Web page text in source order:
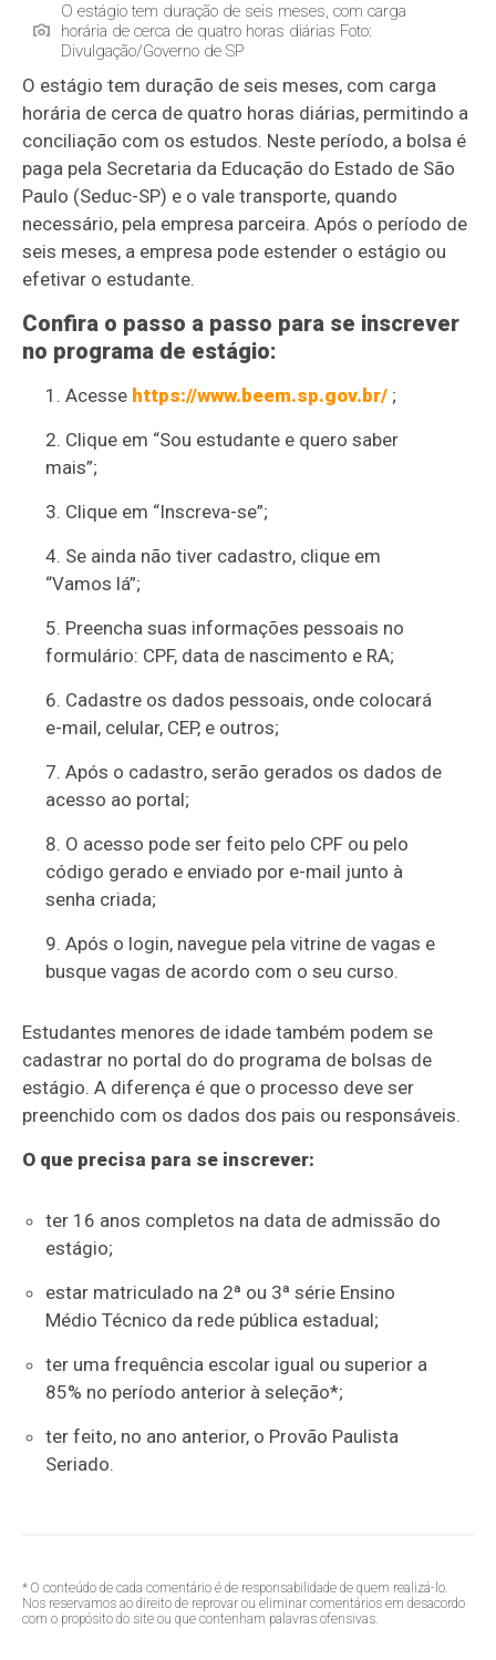
O estágio tem duração de seis meses, com carga
horária de cerca de quatro horas diárias Foto:
Divulgação/Governo de SP
O estágio tem duração de seis meses, com carga
horária de cerca de quatro horas diárias, permitindo a
conciliação com os estudos. Neste período, a bolsa é
paga pela Secretaria da Educação do Estado de São
Paulo (Seduc-SP) e o vale transporte, quando
necessário, pela empresa parceira. Após o período de
seis meses, a empresa pode estender o estágio ou
efetivar o estudante.
Confira o passo a passo para se inscrever
no programa de estágio:
Acesse https://www.beem.sp.gov.br/;
Clique em “Sou estudante e quero saber
mais”;
Clique em “Inscreva-se”;
Se ainda não tiver cadastro, clique em
“Vamos lá”;
Preencha suas informações pessoais no
formulário: CPF, data de nascimento e RA;
Cadastre os dados pessoais, onde colocará
e-mail, celular, CEP, e outros;
Após o cadastro, serão gerados os dados de
acesso ao portal;
O acesso pode ser feito pelo CPF ou pelo
código gerado e enviado por e-mail junto à
senha criada;
Após o login, navegue pela vitrine de vagas e
busque vagas de acordo com o seu curso.
Estudantes menores de idade também podem se
cadastrar no portal do do programa de bolsas de
estágio. A diferença é que o processo deve ser
preenchido com os dados dos pais ou responsáveis.
O que precisa para se inscrever:
ter 16 anos completos na data de admissão do
estágio;
estar matriculado na 2ª ou 3ª série Ensino
Médio Técnico da rede pública estadual;
ter uma frequência escolar igual ou superior a
85% no período anterior à seleção*;
ter feito, no ano anterior, o Provão Paulista
Seriado.
* O conteúdo de cada comentário é de responsabilidade de quem realizá-lo.
Nos reservamos ao direito de reprovar ou eliminar comentários em desacordo
com o propósito do site ou que contenham palavras ofensivas.